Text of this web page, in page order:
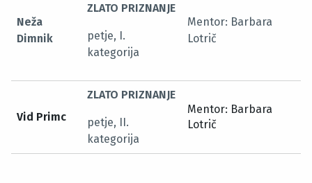
Neža
Dimnik
ZLATO PRIZNANJE
petje, I.
kategorija
Mentor: Barbara
Lotrič
Vid Primc
ZLATO PRIZNANJE
petje, II.
kategorija
Mentor: Barbara
Lotrič